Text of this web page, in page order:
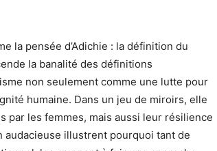
la pensée d’Adichie : la définition du
la banalité des définitions
non seulement comme une lutte pour
humaine. Dans un jeu de miroirs, elle
par les femmes, mais aussi leur résilience
illustrent pourquoi tant de